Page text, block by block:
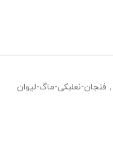
, فنجان-نعلبکی-ماگ-لیوان